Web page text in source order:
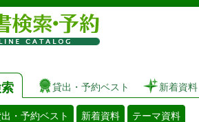
図書館 蔵書検索・
貸出・予約ベスト 新着資料
・予約ベスト 新着資料 テーマ資料